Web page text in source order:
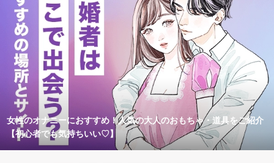
女性のオナニーにおすすめ！人気の大人のおもちゃ・道具をご紹介
【初心者でも気持ちいい♡】